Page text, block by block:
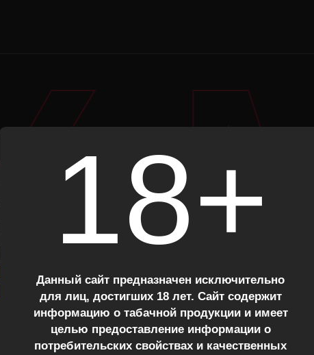
АВТОРА
545
МИКС #545
18+
Данный сайт предназначен исключительно
для лиц, достигших 18 лет. Сайт содержит
информацию о табачной продукции и имеет
целью предоставление информации о
потребительских свойствах и качественных